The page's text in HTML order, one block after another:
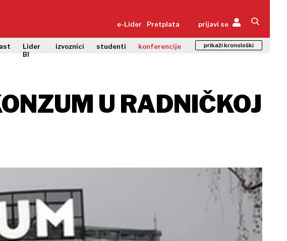
e-Lider Pretplata prijavi se
Lider
BI
izvoznici studenti konferencije prikaži kronološki
U RADNIČKOJ